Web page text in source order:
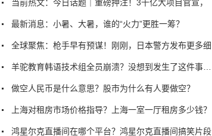
当前热文：今日话题｜重磅押注！3千亿大项目官宣，
最新消息：小暑、大暑，谁的“火力”更胜一筹？
全球聚焦：枪手早有预谋！刚刚，日本警方发布更多细
羊驼教育韩语技术组全员崩溃？没想到发生了这件事…
做空人民币是什么意思？股市为什么有人要做空？
上海对租房市场价格指导？上海一室一厅租房多少钱？
鸿星尔克直播间在哪个平台？鸿星尔克直播间搞笑片段